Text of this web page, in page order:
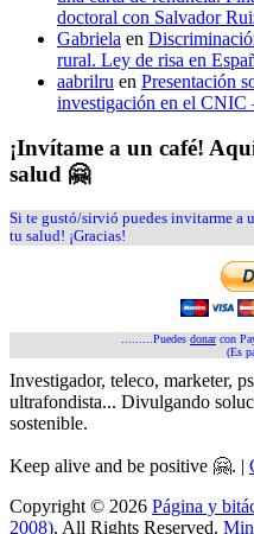
doctoral con Salvador
Gabriela en
rural. Ley de risa en
aabrilru en Presentación
investigación en el CNIC
¡Invítame a un café!
salud 🤗
Si te gustó/sirvió puedes invitarme a
tu salud! ¡Gracias!
.........Puedes donarcon
(Es
Investigador, teleco, marketer,
ultrafondista... Divulgando
sostenible.
Keep alive and be positive 🤗. |
Copyright © 2026 Página y
2008). All Rights Reserved.